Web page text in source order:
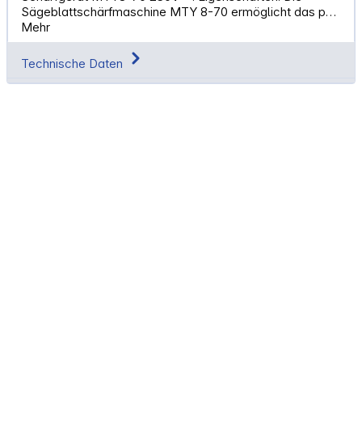
Sägeblattschärfmaschine MTY 8-70 ermöglicht das p…
Mehr
Technische Daten